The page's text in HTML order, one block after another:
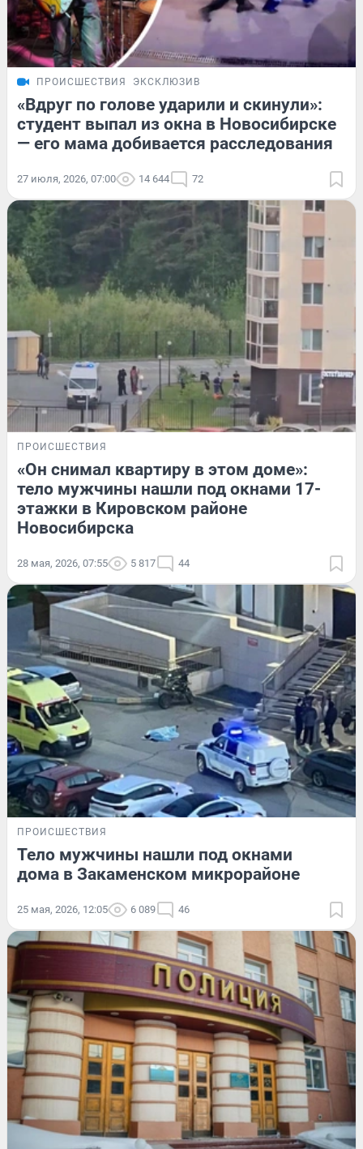
ПРОИСШЕСТВИЯ ЭКСКЛЮЗИВ
«Вдруг по голове ударили и скинули»:
студент выпал из окна в Новосибирске
— его мама добивается расследования
27 июля, 2026, 07:00 14 644 72
ПРОИСШЕСТВИЯ
«Он снимал квартиру в этом доме»:
тело мужчины нашли под окнами 17-
этажки в Кировском районе
Новосибирска
28 мая, 2026, 07:55 5 817 44
ПРОИСШЕСТВИЯ
Тело мужчины нашли под окнами
дома в Закаменском микрорайоне
25 мая, 2026, 12:05 6 089 46